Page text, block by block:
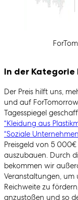
In der Kategorie
Der Preis hilft uns,
und auf
Tagesspiegel
“Kleidung aus
“Soziale
Preisgeld von 5
auszubauen. Durch
bekommen wir
Veranstaltungen, um
Reichweite zu
anzustoßen und so